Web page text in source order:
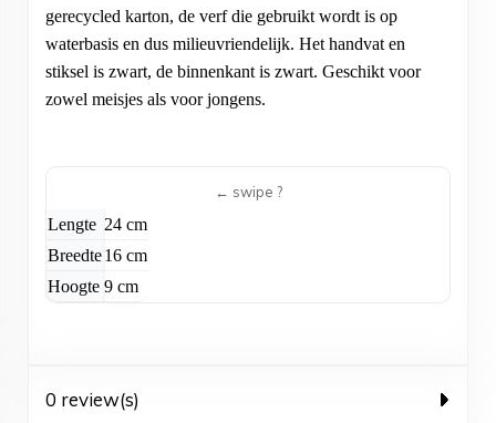
gerecycled karton, de verf die gebruikt wordt is op
waterbasis en dus milieuvriendelijk. Het handvat en
stiksel is zwart, de binnenkant is zwart. Geschikt voor
zowel meisjes als voor jongens.
Lengte 24 cm
Breedte16 cm
Hoogte 9 cm
0 review(s)